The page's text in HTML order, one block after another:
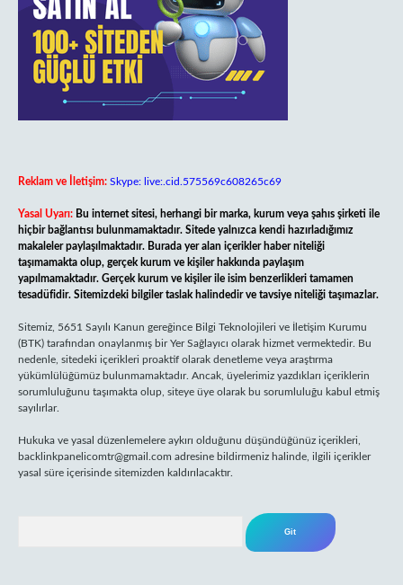
Reklam ve İletişim: Skype: live:.cid.575569c608265c69
Yasal Uyarı: Bu internet sitesi, herhangi bir marka, kurum veya şahıs şirketi ile
hiçbir bağlantısı bulunmamaktadır. Sitede yalnızca kendi hazırladığımız
makaleler paylaşılmaktadır. Burada yer alan içerikler haber niteliği
taşımamakta olup, gerçek kurum ve kişiler hakkında paylaşım
yapılmamaktadır. Gerçek kurum ve kişiler ile isim benzerlikleri tamamen
tesadüfidir. Sitemizdeki bilgiler taslak halindedir ve tavsiye niteliği taşımazlar.
Sitemiz, 5651 Sayılı Kanun gereğince Bilgi Teknolojileri ve İletişim Kurumu
(BTK) tarafından onaylanmış bir Yer Sağlayıcı olarak hizmet vermektedir. Bu
nedenle, sitedeki içerikleri proaktif olarak denetleme veya araştırma
yükümlülüğümüz bulunmamaktadır. Ancak, üyelerimiz yazdıkları içeriklerin
sorumluluğunu taşımakta olup, siteye üye olarak bu sorumluluğu kabul etmiş
sayılırlar.
Hukuka ve yasal düzenlemelere aykırı olduğunu düşündüğünüz içerikleri,
backlinkpanelicomtr@gmail.com adresine bildirmeniz halinde, ilgili içerikler
yasal süre içerisinde sitemizden kaldırılacaktır.